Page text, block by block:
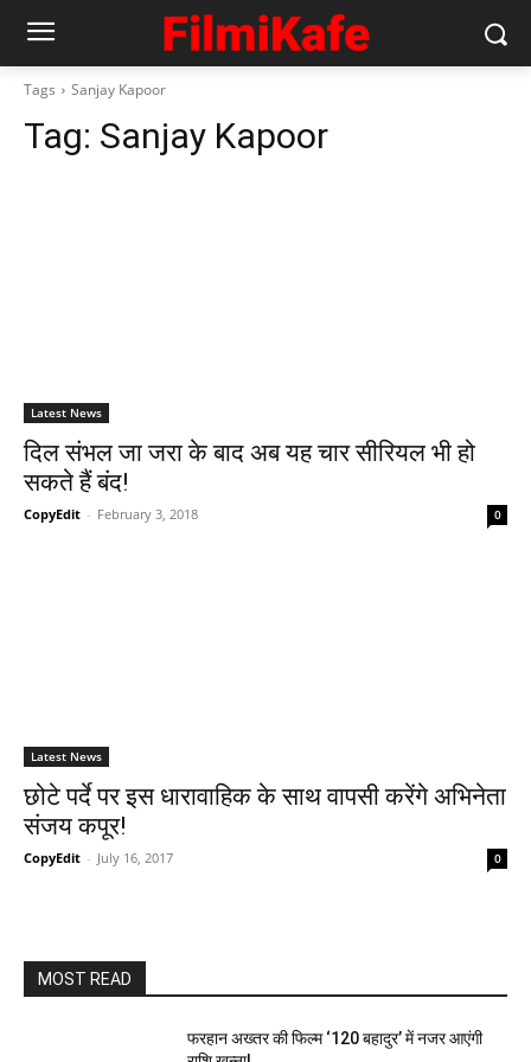
Tags Sanjay Kapoor
Tag: Sanjay Kapoor
Latest News
दिल संभल जा जरा के बाद अब यह चार सीरियल भी हो
सकते हैं बंद!
CopyEdit - February 3, 2018 0
Latest News
छोटे पर्दे पर इस धारावाहिक के साथ वापसी करेंगे अभिनेता
संजय कपूर!
CopyEdit - July 16, 2017 0
MOST READ
फरहान अख्तर की फिल्म ‘120 बहादुर’ में नजर आएंगी